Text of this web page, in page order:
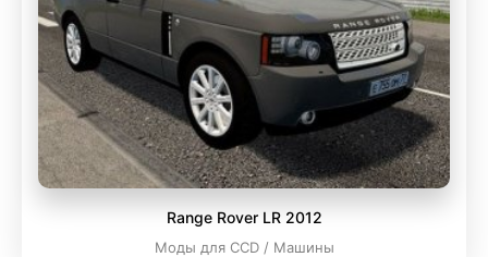
Range Rover LR 2012
Моды для CCD / Машины